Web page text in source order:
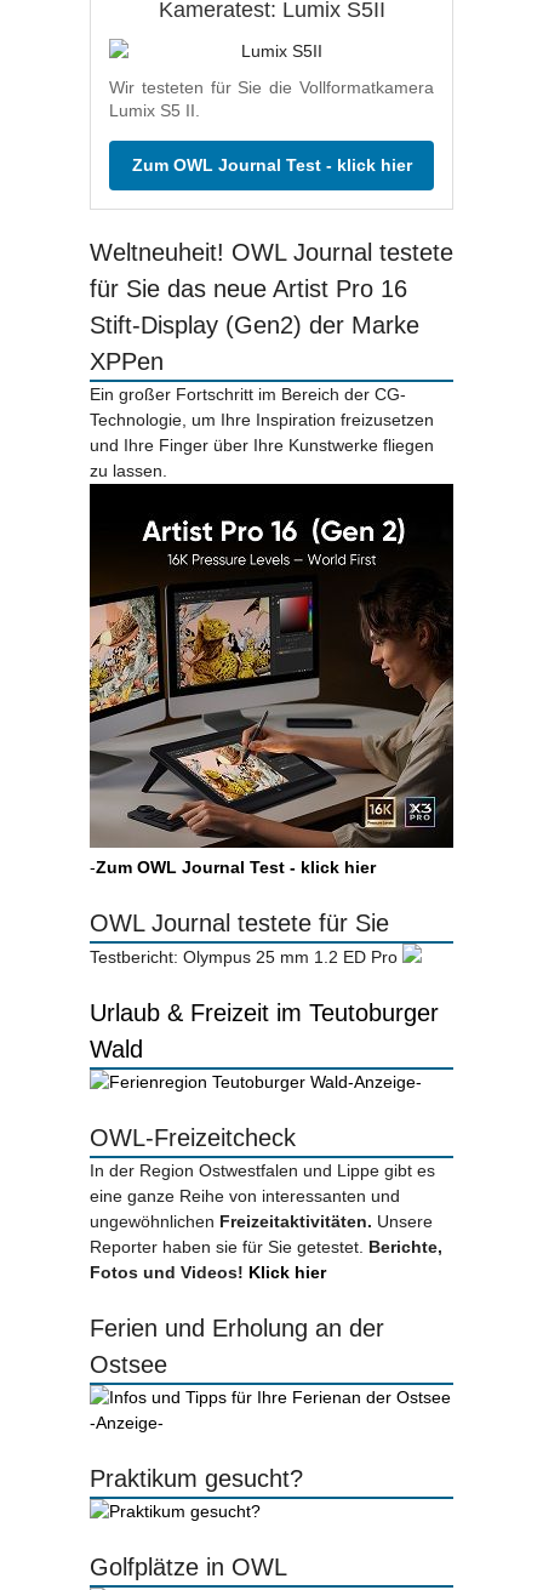
Kameratest: Lumix S5II
Wir testeten für Sie die Vollformatkamera
Lumix S5 II.
Zum OWL Journal Test - klick hier
Weltneuheit! OWL Journal testete
für Sie das neue Artist Pro 16
Stift-Display (Gen2) der Marke
XPPen
Ein großer Fortschritt im Bereich der CG-
Technologie, um Ihre Inspiration freizusetzen
und Ihre Finger über Ihre Kunstwerke fliegen
zu lassen.
-Zum OWL Journal Test - klick hier
OWL Journal testete für Sie
Testbericht: Olympus 25 mm 1.2 ED Pro
Urlaub & Freizeit im Teutoburger
Wald
-Anzeige-
OWL-Freizeitcheck
In der Region Ostwestfalen und Lippe gibt es
eine ganze Reihe von interessanten und
ungewöhnlichen Freizeitaktivitäten. Unsere
Reporter haben sie für Sie getestet. Berichte,
Fotos und Videos! Klick hier
Ferien und Erholung an der
Ostsee
-Anzeige-
Praktikum gesucht?
Golfplätze in OWL